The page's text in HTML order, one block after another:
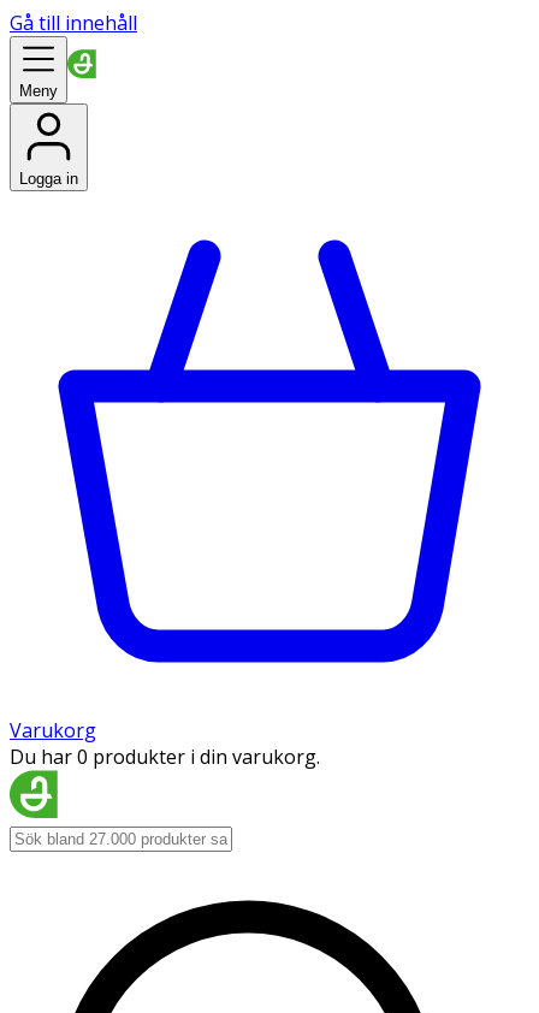
Gå till innehåll
Meny
Logga in
Varukorg
Du har 0 produkter i din varukorg.